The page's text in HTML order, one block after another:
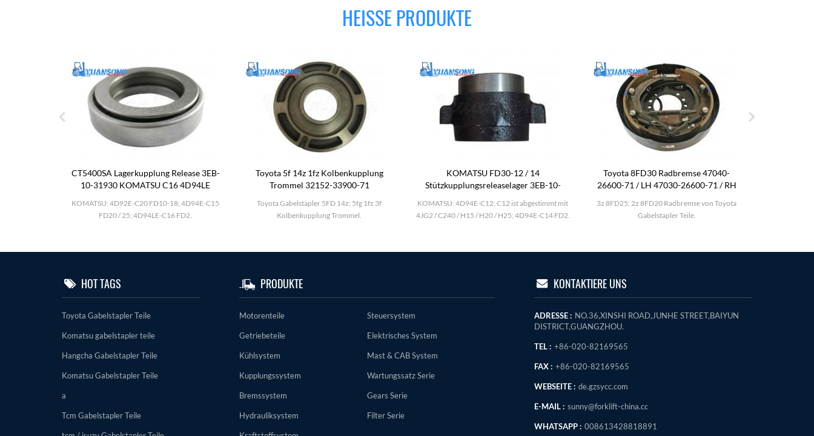
HEISSE PRODUKTE
CT5400SA Lagerkupplung Release 3EB-
10-31930 KOMATSU C16 4D94LE
KOMATSU: 4D92E-C20 FD10-18; 4D94E-C15
FD20 / 25; 4D94LE-C16 FD2.
Toyota 5f 14z 1fz Kolbenkupplung
Trommel 32152-33900-71
Toyota Gabelstapler 5FD 14z; 5fg 1fz 3f
Kolbenkupplung Trommel.
KOMATSU FD30-12 / 14
Stützkupplungsreleaselager 3EB-10-
KOMATSU: 4D94E-C12; C12 ist abgestimmt mit
4JG2 / C240 / H15 / H20 / H25; 4D94E-C14 FD2.
Toyota 8FD30 Radbremse 47040-
26600-71 / LH 47030-26600-71 / RH
3z 8FD25; 2z 8FD20 Radbremse von Toyota
Gabelstapler Teile.
HOT TAGS
Toyota Gabelstapler Teile
Komatsu gabelstapler teile
Hangcha Gabelstapler Teile
Komatsu Gabelstapler Teile
a
Tcm Gabelstapler Teile
PRODUKTE
Motorenteile
Getriebeteile
Kühlsystem
Kupplungssystem
Bremssystem
Hydrauliksystem
Steuersystem
Elektrisches System
Mast & CAB System
Wartungssatz Serie
Gears Serie
Filter Serie
KONTAKTIERE UNS
ADRESSE : NO.36,XINSHI ROAD,JUNHE STREET,BAIYUN
DISTRICT,GUANGZHOU.
TEL : +86-020-82169565
FAX : +86-020-82169565
WEBSEITE : de.gzsycc.com
E-MAIL : sunny@forklift-china.cc
WHATSAPP : 008613428818891